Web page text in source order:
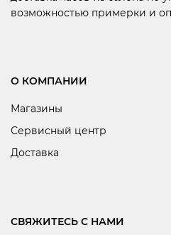
возможностью примерки и
О КОМПАНИИ
Магазины
Сервисный центр
Доставка
СВЯЖИТЕСЬ С НАМИ